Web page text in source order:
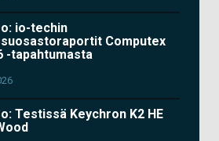
io-techin
Computex
-tapahtumasta
Testissä Keychron K2 HE